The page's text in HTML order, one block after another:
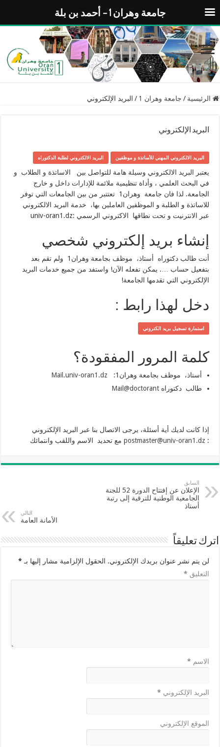
الرئيسية / جامعة وهران 1 / البريد الإلكتروني
البريد الإلكتروني
البريد الالكتروني المهني للأساتذة و موظفين البريد الالكتروني لطلبة الدكتوراه
يعتبر البريد الالكتروني وسيلة هامة للتواصل بين الاساتذة و الطلاب و
في البحث العلمي ، وأداة تنظيمية ملائمة للإدارات داخل و خارج
الجامعة. لذا فان جامعة وهران1 تعتتبر من بين الجامعات التي توفر
للاساتذة و الطلبة و الموظفين العاملين بها، خدمة البريد الالكتروني
عبر الانترنيت و تحت نطاقها الاكتروني الرسمي :univ-oran1.dz
إنشاء بريد إلكتروني شخصي
أنت طالب دكتوراه أستاذ، موظف بجامعة وهران1 ولم تقم بعد
بتفعيل حساب …. يمكن تفعله الآن! واستفد من جميع خدمات البريد
الإلكتروني التي تقدمها الجامعة!
دخل لهذا رابط :
استمارة تسجيل بريد الكتروني
كلمة المرور المفقودة؟
أستاذ، موظف بجامعة وهران1:
Mail.univ-oran1.dz
طالب دكتوراهMail@doctorant
إذا كانت لديك أية أسئلة، يرجى الاتصال بنا عبر البريد الإلكتروني
:
postmaster@univ-oran1.dz مع تحديد الاسم واللقب وانتمائك
السابق
الإعلان عن إفتتاح الدورة 52 للجنة
الجامعية الوطنية للترقية إلى رتبة
أستاذ
التالي
الأمانة العامة
اترك تعليقاً
لن يتم نشر عنوان بريدك الإلكتروني. الحقول الإلزامية مشار إليها بـ *
التعليق *
الاسم *
البريد الإلكتروني *
الموقع الإلكتروني
جامعة وهران 1 – أحمد بن بلة